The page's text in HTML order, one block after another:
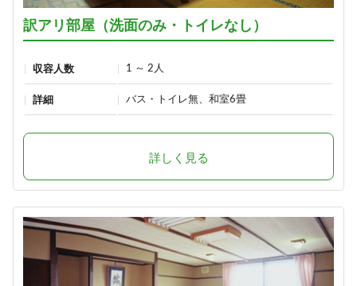
訳アリ部屋（洗面のみ・トイレなし）
収容人数 1 ～ 2人
詳細 バス・トイレ無、和室6畳
詳しく見る